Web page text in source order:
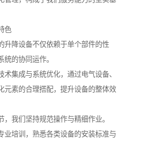
色
升降设备不仅依赖于单个部件的性
统的协同运作。
术集成与系统优化，通过电气设备、
元素的合理搭配，提升设备的整体效
，我们坚持规范操作与精细作业。
业培训，熟悉各类设备的安装标准与